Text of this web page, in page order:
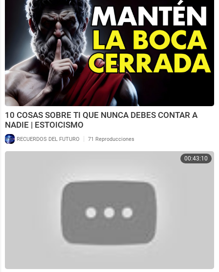
10 COSAS SOBRE TI QUE NUNCA DEBES CONTAR A
NADIE | ESTOICISMO
RECUERDOS DEL FUTURO | 71 Reproducciones
00:43:10